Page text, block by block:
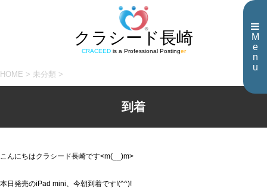
M
e
n
u
クラシード長崎
CRACEEDis a Professional Postinger
HOME > 未分類 >
到着
こんにちはクラシード長崎です<m(__)m>
本日発売のiPad mini、今朝到着です!(^^)!